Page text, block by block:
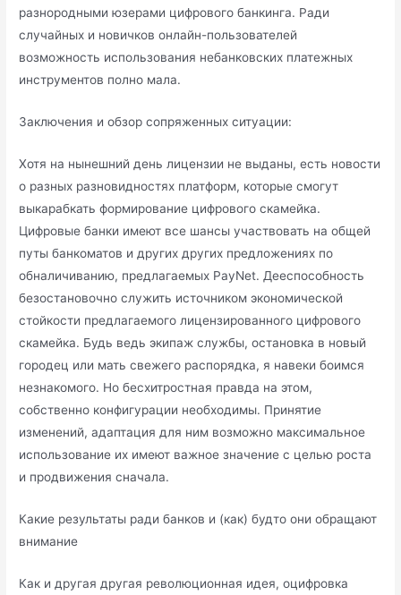
разнородными юзерами цифрового банкинга. Ради
случайных и новичков онлайн-пользователей
возможность использования небанковских платежных
инструментов полно мала.
Заключения и обзор сопряженных ситуации:
Хотя на нынешний день лицензии не выданы, есть новости
о разных разновидностях платформ, которые смогут
выкарабкать формирование цифрового скамейка.
Цифровые банки имеют все шансы участвовать на общей
путы банкоматов и других других предложениях по
обналичиванию, предлагаемых PayNet. Дееспособность
безостановочно служить источником экономической
стойкости предлагаемого лицензированного цифрового
скамейка. Будь ведь экипаж службы, остановка в новый
городец или мать свежего распорядка, я навеки боимся
незнакомого. Но бесхитростная правда на этом,
собственно конфигурации необходимы. Принятие
изменений, адаптация для ним возможно максимальное
использование их имеют важное значение с целью роста
и продвижения сначала.
Какие результаты ради банков и (как) будто они обращают
внимание
Как и другая другая революционная идея, оцифровка